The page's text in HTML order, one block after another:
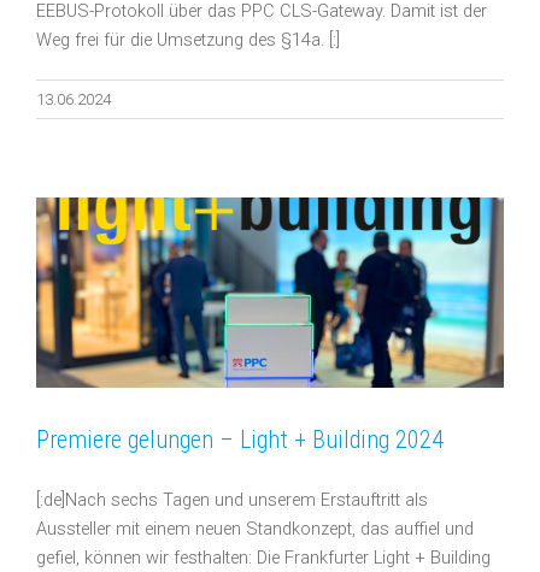
EEBUS-Protokoll über das PPC CLS-Gateway. Damit ist der
Weg frei für die Umsetzung des §14a. [:]
13.06.2024
Premiere gelungen – Light + Building 2024
[:de]Nach sechs Tagen und unserem Erstauftritt als
Aussteller mit einem neuen Standkonzept, das auffiel und
gefiel, können wir festhalten: Die Frankfurter Light + Building